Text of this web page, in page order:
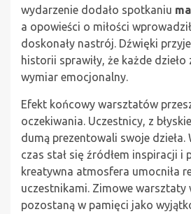
wydarzenie dodało spotkaniu
a opowieści o miłości
doskonały nastrój. Dźwięki
historii sprawiły, że każde
wymiar emocjonalny.
Efekt końcowy warsztatów
oczekiwania. Uczestnicy, z
dumą prezentowali swoje
czas stał się źródłem inspiracji i
kreatywna atmosfera umocniła
uczestnikami. Zimowe warsztaty
pozostaną w pamięci jako